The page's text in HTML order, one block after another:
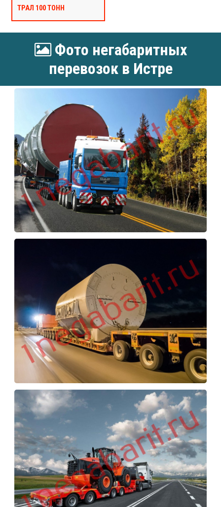
ТРАЛ 100 ТОНН
Фото негабаритных
перевозок в Истре